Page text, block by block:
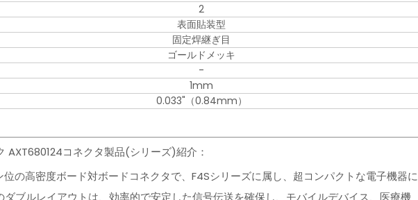
2
表面貼装型
固定焊継ぎ目
ゴールドメッキ
-
1mm
0.033"（0.84mm）
コネクタ製品(シリーズ)紹介：
の高密度ボード対ボードコネクタで、F4Sシリーズに属し、超コンパクトな電子機器に
ブルレイアウトは、効率的で安定した信号伝送を確保し、モバイルデバイス、医療機